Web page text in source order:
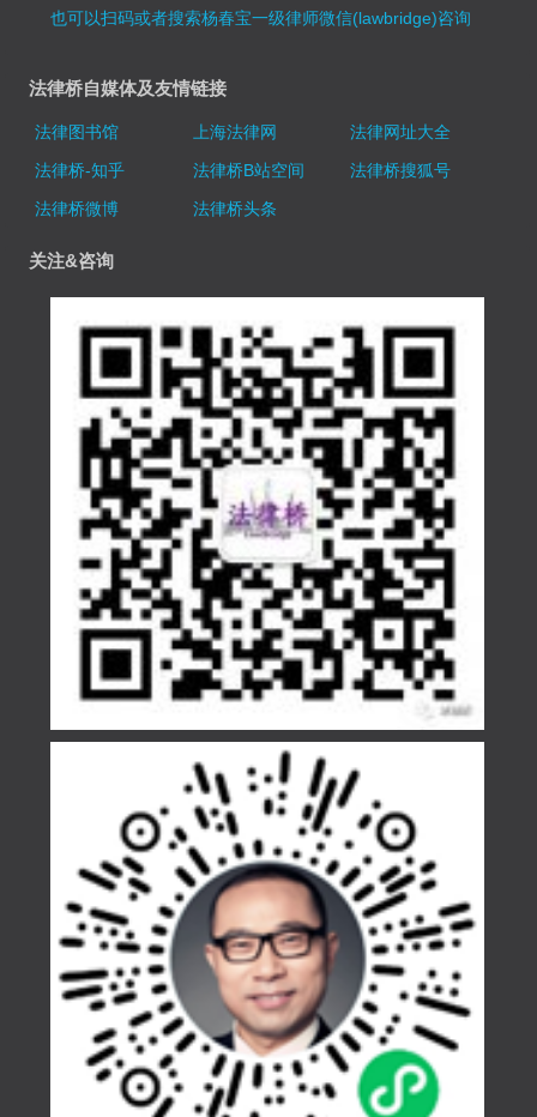
也可以扫码或者搜索杨春宝一级律师微信(lawbridge)咨询
法律桥自媒体及友情链接
法律图书馆 上海法律网
法律网址大全
法律桥-知乎
法律桥B站空间
法律桥搜狐号
法律桥微博
法律桥头条
关注&咨询